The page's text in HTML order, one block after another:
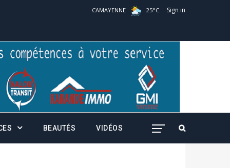
CAMAYENNE 25°C Sign in
BEAUTÉS VIDÉOS